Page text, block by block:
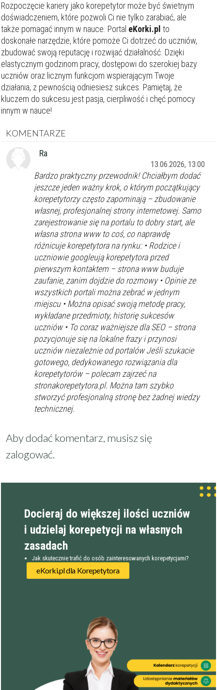
Filtry
Szukaj w promieniu
km
Moja lokalizacja
Maksymalna cena
kalendarz korepetycji
Zakres nauczania
Nauczanie przedszkolne
Szkoła podstawowa
Gimnazjum
Liceum
Przygotowania do matury
Przygotowania do studiów
Studia
Dorośli
Miejsce korepetycji
u ucznia
u korepetytora
online
Wykształcenie
korepetytora
Minimum
Doświadczenie
korepetytora
Minimum
Staż korepetytora Minimum lat
Wiek korepetytora od do lat
Płeć korepetytora
bez znaczenia
kobieta
mężczyzna
Rozpoczęcie kariery jako korepetytor może być świetnym
doświadczeniem, które pozwoli Ci nie tylko zarabiać, ale
także pomagać innym w nauce. Portal eKorki.pl to
doskonałe narzędzie, które pomoże Ci dotrzeć do uczniów,
zbudować swoją reputację i rozwijać działalność. Dzięki
elastycznym godzinom pracy, dostępowi do szerokiej bazy
uczniów oraz licznym funkcjom wspierającym Twoje
działania, z pewnością odniesiesz sukces. Pamiętaj, że
kluczem do sukcesu jest pasja, cierpliwość i chęć pomocy
innym w nauce!
KOMENTARZE
Ra
13.06.2026, 13:00
Bardzo praktyczny przewodnik! Chciałbym dodać
jeszcze jeden ważny krok, o którym początkujący
korepetytorzy często zapominają – zbudowanie
własnej, profesjonalnej strony internetowej. Samo
zarejestrowanie się na portalu to dobry start, ale
własna strona www to coś, co naprawdę
różnicuje korepetytora na rynku: • Rodzice i
uczniowie googleują korepetytora przed
pierwszym kontaktem – strona www buduje
zaufanie, zanim dojdzie do rozmowy • Opinie ze
wszystkich portali można zebrać w jednym
miejscu • Można opisać swoją metodę pracy,
wykładane przedmioty, historię sukcesów
uczniów • To coraz ważniejsze dla SEO – strona
pozycjonuje się na lokalne frazy i przynosi
uczniów niezależnie od portalów Jeśli szukacie
gotowego, dedykowanego rozwiązania dla
korepetytorów – polecam zajrzeć na
stronakorepetytora.pl. Można tam szybko
stworzyć profesjonalną stronę bez żadnej wiedzy
technicznej.
Aby dodać komentarz, musisz się
zalogować.
Docieraj do większej ilości uczniów
i udzielaj korepetycji na własnych
zasadach
Jak skutecznie trafić do osób zainteresowanych korepetycjami?
eKorki.pl dla Korepetytora